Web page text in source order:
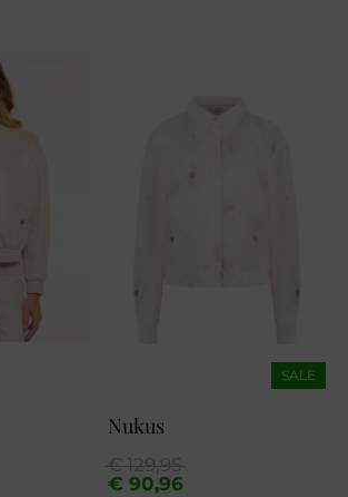
SALE
Nukus
€129,95
Oorspronkelijke
prijs
€ 90,96
Huidige
prijs